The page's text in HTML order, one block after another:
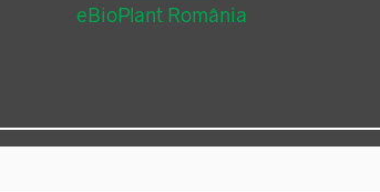
eBioPlant România